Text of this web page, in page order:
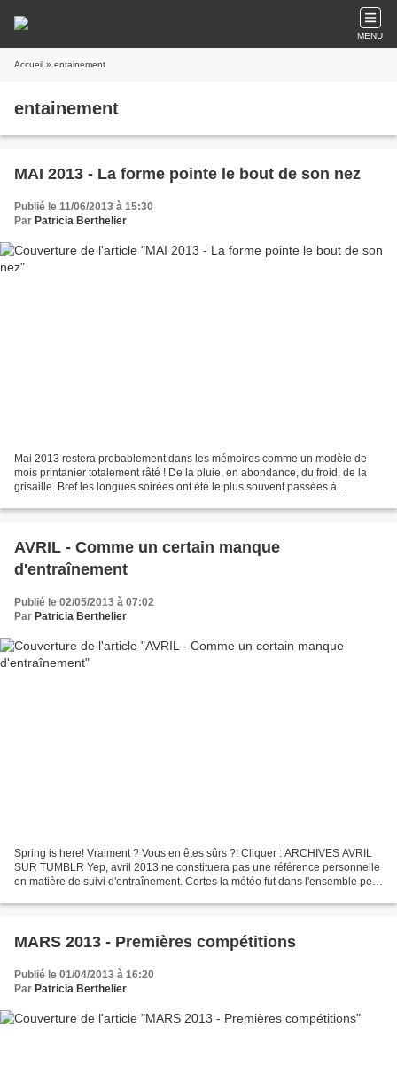
MENU
Accueil » entainement
entainement
MAI 2013 - La forme pointe le bout de son nez
Publié le 11/06/2013 à 15:30
Par Patricia Berthelier
Mai 2013 restera probablement dans les mémoires comme un modèle de
mois printanier totalement râté ! De la pluie, en abondance, du froid, de la
grisaille. Bref les longues soirées ont été le plus souvent passées à
AVRIL - Comme un certain manque
d'entraînement
Publié le 02/05/2013 à 07:02
Par Patricia Berthelier
Spring is here! Vraiment ? Vous en êtes sûrs ?! Cliquer : ARCHIVES AVRIL
SUR TUMBLR Yep, avril 2013 ne constituera pas une référence personnelle
en matière de suivi d'entraînement. Certes la météo fut dans l'ensemble peu
MARS 2013 - Premières compétitions
Publié le 01/04/2013 à 16:20
Par Patricia Berthelier